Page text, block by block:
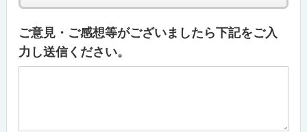
ご意見・ご感想等がございましたら下記をご入
力し送信ください。